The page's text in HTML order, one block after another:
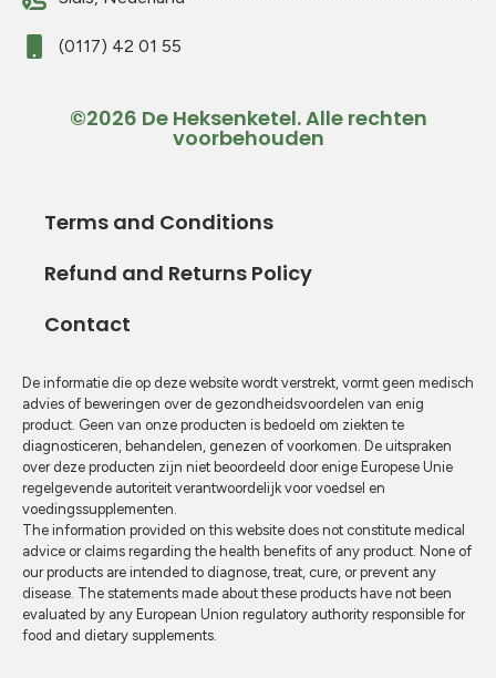
(0117) 42 01 55
©2026 De Heksenketel. Alle rechten
voorbehouden
Terms and Conditions
Refund and Returns Policy
Contact
De informatie die op deze website wordt verstrekt, vormt geen medisch
advies of beweringen over de gezondheidsvoordelen van enig
product. Geen van onze producten is bedoeld om ziekten te
diagnosticeren, behandelen, genezen of voorkomen. De uitspraken
over deze producten zijn niet beoordeeld door enige Europese Unie
regelgevende autoriteit verantwoordelijk voor voedsel en
voedingssupplementen.
The information provided on this website does not constitute medical
advice or claims regarding the health benefits of any product. None of
our products are intended to diagnose, treat, cure, or prevent any
disease. The statements made about these products have not been
evaluated by any European Union regulatory authority responsible for
food and dietary supplements.